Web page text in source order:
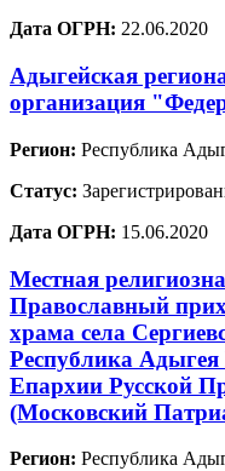
Дата ОГРН: 22.06.2020
Адыгейская
организация
Регион: Республика
Статус:
Дата ОГРН: 15.06.2020
Местная
Православный
храма села
Республика
Епархии Русской
(Московский
Регион: Республика